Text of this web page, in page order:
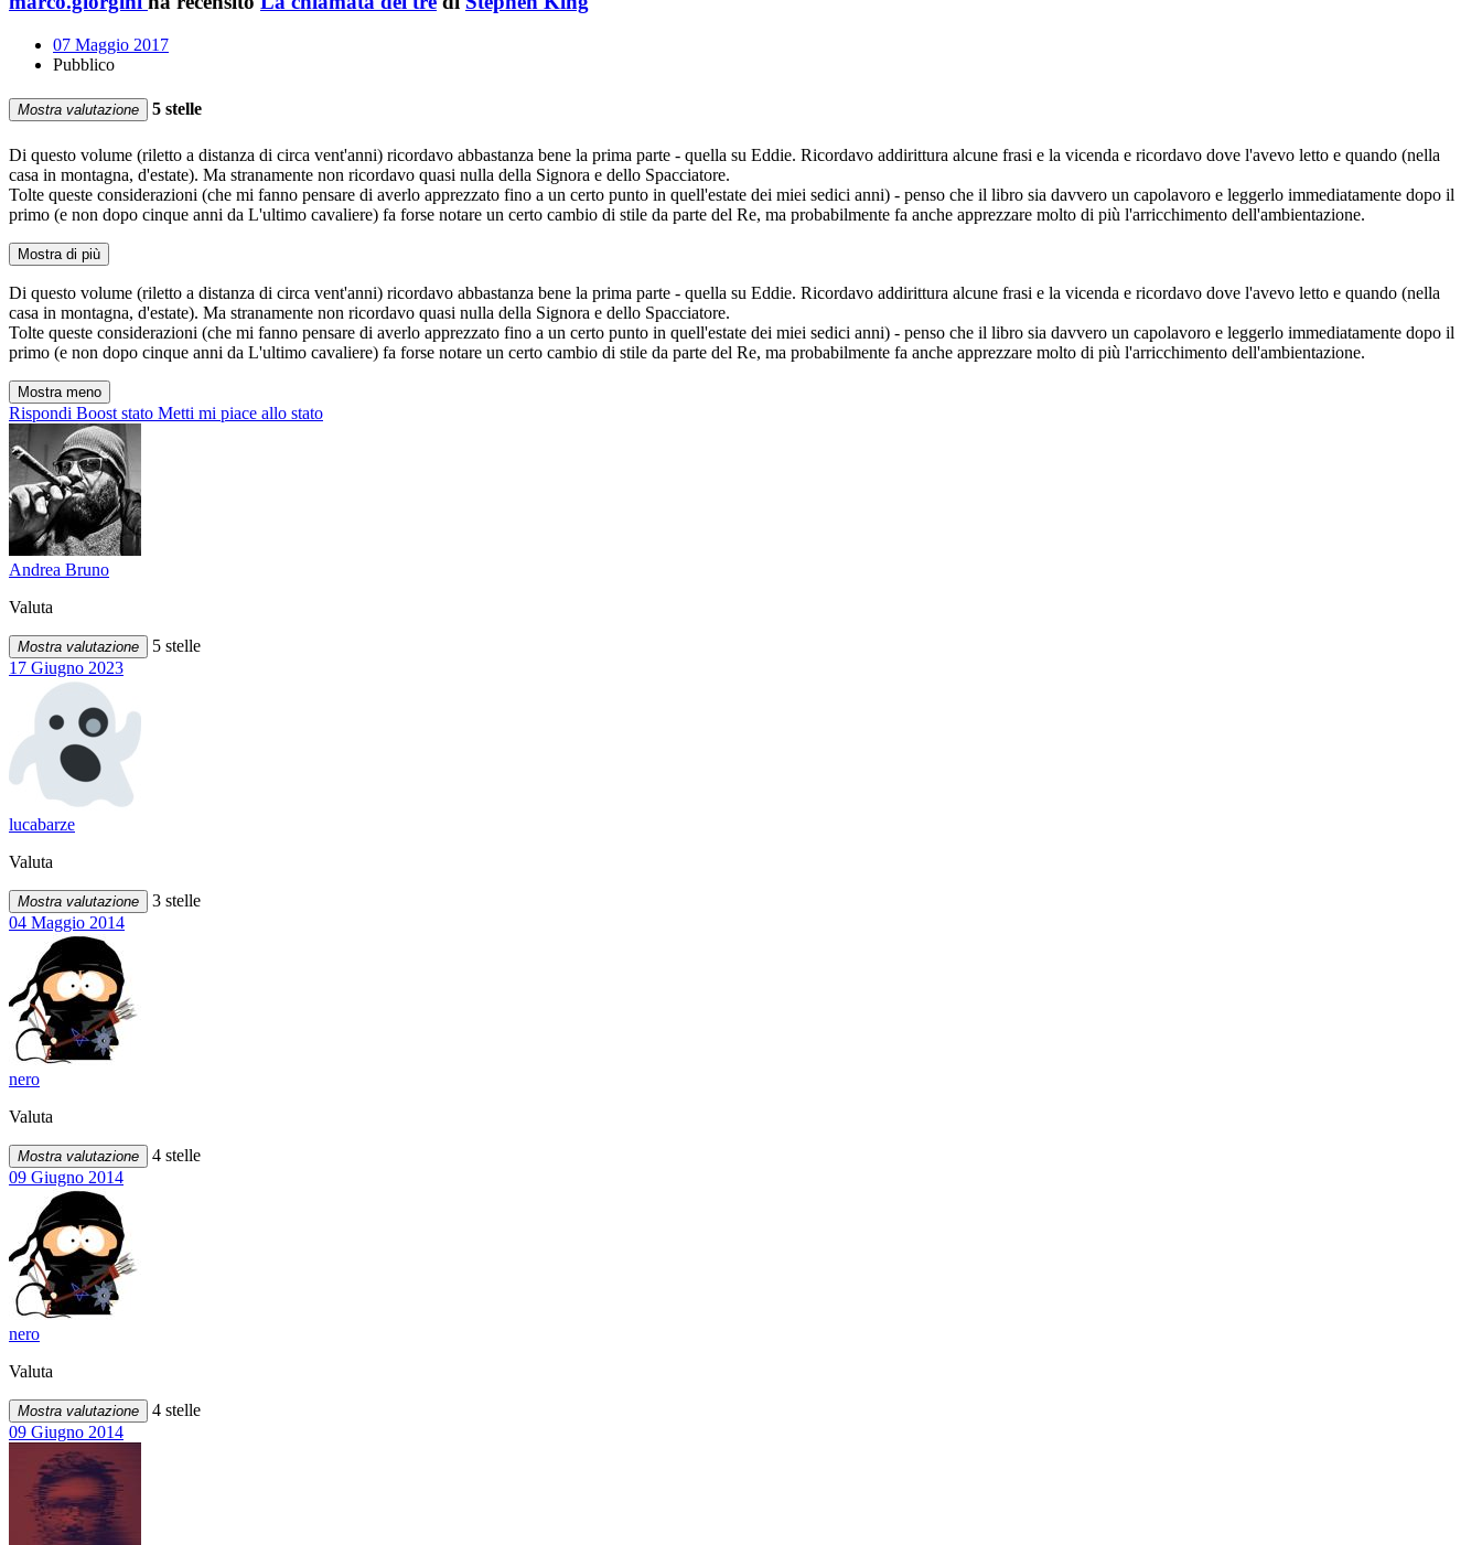
07 Maggio 2017
Pubblico
Mostra valutazione 5 stelle
Di questo volume (riletto a distanza di circa vent'anni) ricordavo abbastanza bene la prima parte - quella su Eddie. Ricordavo addirittura alcune frasi e la vicenda e ricordavo dove l'avevo letto e quando (nella
casa in montagna, d'estate). Ma stranamente non ricordavo quasi nulla della Signora e dello Spacciatore.
Tolte queste considerazioni (che mi fanno pensare di averlo apprezzato fino a un certo punto in quell'estate dei miei sedici anni) - penso che il libro sia davvero un capolavoro e leggerlo immediatamente dopo il
primo (e non dopo cinque anni da L'ultimo cavaliere) fa forse notare un certo cambio di stile da parte del Re, ma probabilmente fa anche apprezzare molto di più l'arricchimento dell'ambientazione.
Mostra di più
Di questo volume (riletto a distanza di circa vent'anni) ricordavo abbastanza bene la prima parte - quella su Eddie. Ricordavo addirittura alcune frasi e la vicenda e ricordavo dove l'avevo letto e quando (nella
casa in montagna, d'estate). Ma stranamente non ricordavo quasi nulla della Signora e dello Spacciatore.
Tolte queste considerazioni (che mi fanno pensare di averlo apprezzato fino a un certo punto in quell'estate dei miei sedici anni) - penso che il libro sia davvero un capolavoro e leggerlo immediatamente dopo il
primo (e non dopo cinque anni da L'ultimo cavaliere) fa forse notare un certo cambio di stile da parte del Re, ma probabilmente fa anche apprezzare molto di più l'arricchimento dell'ambientazione.
Mostra meno
Rispondi Boost stato Metti mi piace allo stato
Andrea Bruno
Valuta
Mostra valutazione
5 stelle
17 Giugno 2023
lucabarze
Valuta
Mostra valutazione
3 stelle
04 Maggio 2014
nero
Valuta
Mostra valutazione
4 stelle
09 Giugno 2014
nero
Valuta
Mostra valutazione
4 stelle
09 Giugno 2014